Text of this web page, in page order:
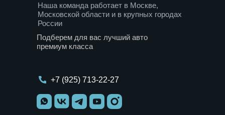
Наша команда работает в Москве,
Московской области и в крупных городах
России
Подберем для вас лучший авто
премиум класса
+7 (925) 713-22-27